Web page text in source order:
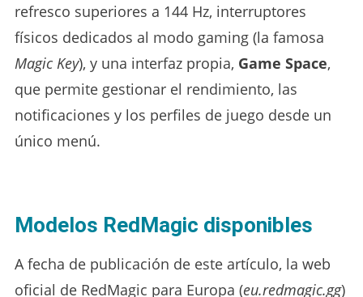
refresco superiores a 144 Hz, interruptores
físicos dedicados al modo gaming (la famosa
Magic Key), y una interfaz propia, Game Space,
que permite gestionar el rendimiento, las
notificaciones y los perfiles de juego desde un
único menú.
Modelos RedMagic disponibles
A fecha de publicación de este artículo, la web
oficial de RedMagic para Europa (eu.redmagic.gg)